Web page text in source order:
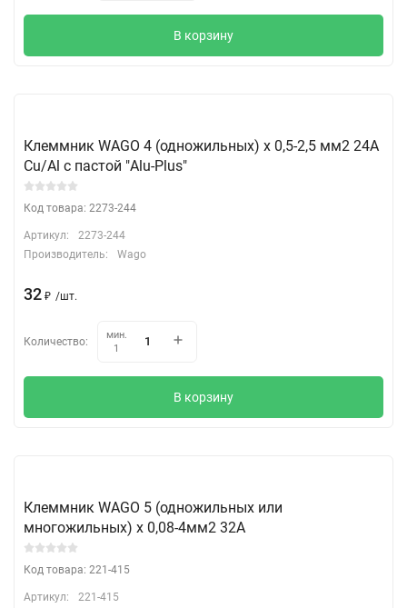
В корзину
Клеммник WAGO 4 (одножильных) х 0,5-2,5 мм2 24A
Cu/Al с пастой "Alu-Plus"
Код товара: 2273-244
Артикул:
2273-244
Производитель:
Wago
32 ₽ /шт.
Количество:
мин.
1
В корзину
Клеммник WAGO 5 (одножильных или
многожильных) х 0,08-4мм2 32A
Код товара: 221-415
Артикул:
221-415